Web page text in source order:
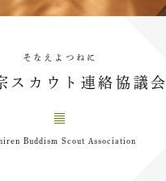
そなえよつねに
スカウト連絡協議会
Buddism Scout Association